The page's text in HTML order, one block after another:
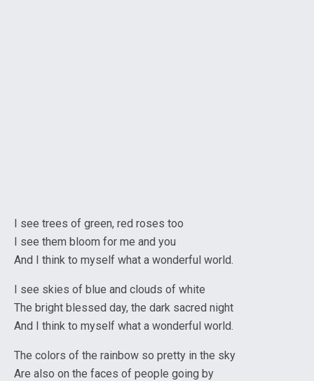
I see trees of green, red roses too
I see them bloom for me and you
And I think to myself what a wonderful world.
I see skies of blue and clouds of white
The bright blessed day, the dark sacred night
And I think to myself what a wonderful world.
The colors of the rainbow so pretty in the sky
Are also on the faces of people going by